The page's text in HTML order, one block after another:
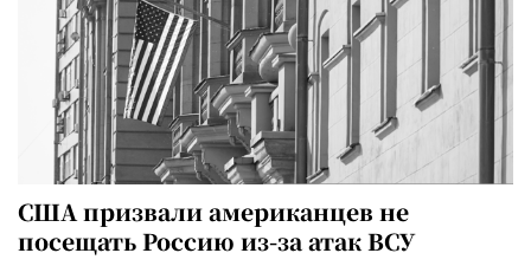
США призвали американцев не
посещать Россию из-за атак ВСУ